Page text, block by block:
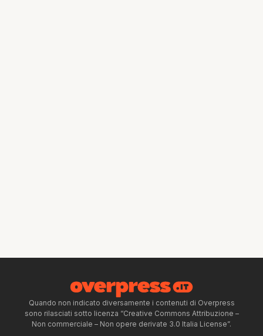
Quando non indicato diversamente i contenuti di Overpress
sono rilasciati sotto licenza “Creative Commons Attribuzione –
Non commerciale – Non opere derivate 3.0 Italia License”.